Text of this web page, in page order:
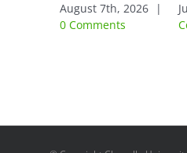
August 7th, 2026
|
0 Comments